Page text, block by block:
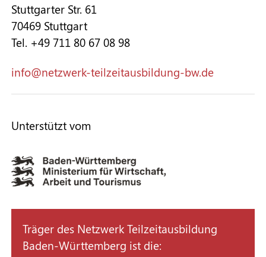
Stuttgarter Str. 61
70469 Stuttgart
Tel. +49 711 80 67 08 98
nf
n tzw rk-t lz t sb ld ng-bwd
Unterstützt vom
Träger des Netzwerk Teilzeitausbildung
Baden-Württemberg ist die: